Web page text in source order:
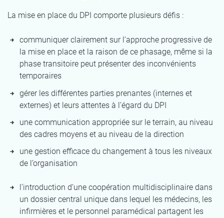
La mise en place du DPI comporte plusieurs défis :
communiquer clairement sur l’approche progressive de
la mise en place et la raison de ce phasage, même si la
phase transitoire peut présenter des inconvénients
temporaires
gérer les différentes parties prenantes (internes et
externes) et leurs attentes à l’égard du DPI
une communication appropriée sur le terrain, au niveau
des cadres moyens et au niveau de la direction
une gestion efficace du changement à tous les niveaux
de l’organisation
l’introduction d’une coopération multidisciplinaire dans
un dossier central unique dans lequel les médecins, les
infirmières et le personnel paramédical partagent les